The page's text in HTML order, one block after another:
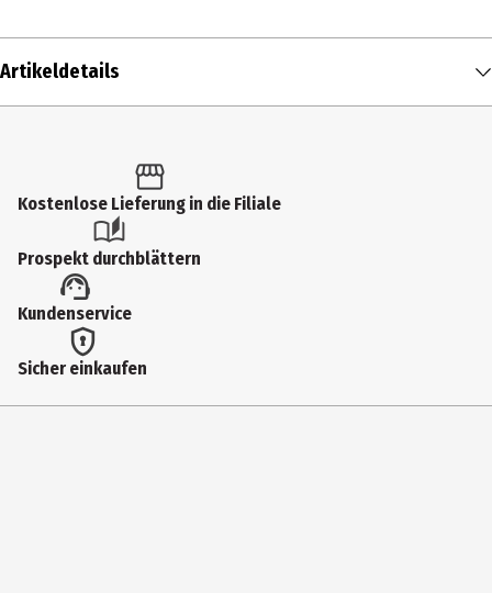
Artikeldetails
Produkttyp
Hersteller
PopSockets
Herstelleradresse
Kostenlose Lieferung in die Filiale
Prospekt durchblättern
Kundenservice
Sicher einkaufen